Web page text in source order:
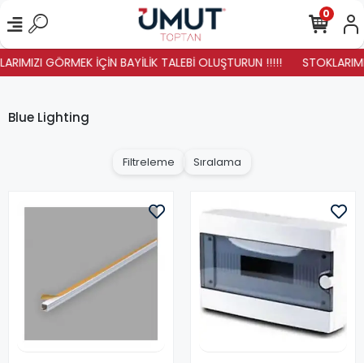
GÖRMEK İÇİN BAYİLİK TALEBİ OLUŞTURUN !!!!!
0
Blue Lighting
Filtreleme Sıralama